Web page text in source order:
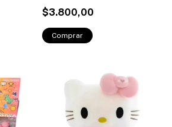
$3.800,00